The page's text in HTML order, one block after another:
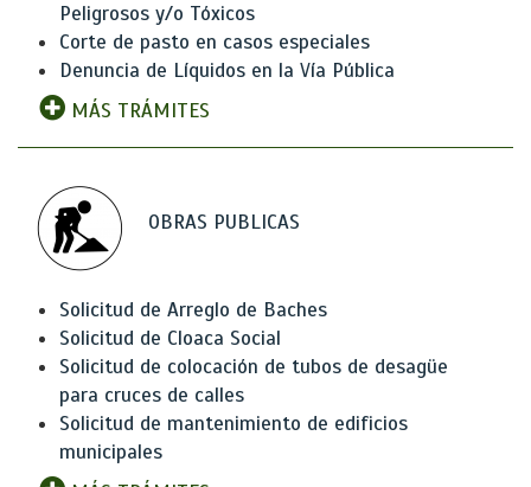
Peligrosos y/o Tóxicos
Corte de pasto en casos especiales
Denuncia de Líquidos en la Vía Pública
MÁS TRÁMITES
OBRAS PUBLICAS
Solicitud de Arreglo de Baches
Solicitud de Cloaca Social
Solicitud de colocación de tubos de desagüe
para cruces de calles
Solicitud de mantenimiento de edificios
municipales